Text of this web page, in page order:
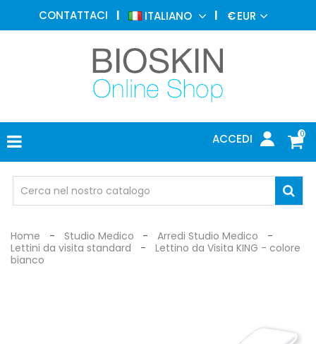
CONTATTACI ITALIANO €EUR
0
ACCEDI
MEDICINA
ESTETICA
DERMATOLOGIA
FOTOTERAPIA
ELETTROMEDICALI
MEDICO
OCCHIALI
DI
Home Studio Medico
Arredi Studio Medico
Lettini da visita standard
Lettino da Visita KING - colore
bianco